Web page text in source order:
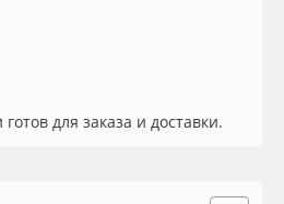
для заказа и доставки.